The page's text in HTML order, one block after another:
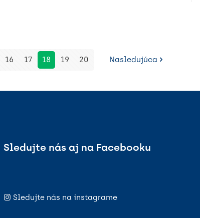
16 17 18 19 20 Nasledujúca
Sledujte nás aj na Facebooku
Sledujte nás na instagrame